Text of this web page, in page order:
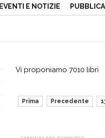
EVENTI E NOTIZIE
Vi proponiamo 7010 libri
Prima Precedente